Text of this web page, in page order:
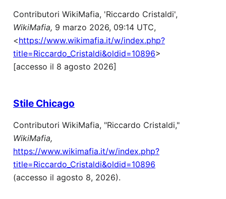
Contributori WikiMafia, 'Riccardo Cristaldi',
WikiMafia, 9 marzo 2026, 09:14 UTC,
<https://www.wikimafia.it/w/index.php?
title=Riccardo_Cristaldi&oldid=10896>
[accesso il 8 agosto 2026]
Stile Chicago
Contributori WikiMafia, "Riccardo Cristaldi,"
WikiMafia,
https://www.wikimafia.it/w/index.php?
title=Riccardo_Cristaldi&oldid=10896
(accesso il agosto 8, 2026).